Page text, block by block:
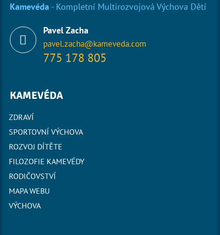
Kamevéda - Kompletní Multirozvojová Výchova Dětí
Pavel Zacha
pavel.zacha@kameveda.com
775 178 805
KAMEVÉDA
ZDRAVÍ
SPORTOVNÍ VÝCHOVA
ROZVOJ DÍTĚTE
FILOZOFIE KAMEVÉDY
RODIČOVSTVÍ
MAPA WEBU
VÝCHOVA